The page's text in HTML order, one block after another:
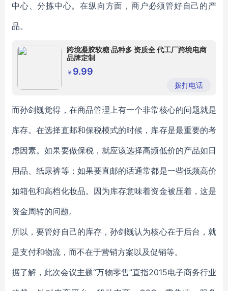
中心、分拣中心。在纵向方面，商户必须管好自己的产
品。
跨境凝胶软糖 品种多 资质全 代工厂跨境电商
品牌定制
￥ 9.99
拨打电话
而孙剑巍觉得，在商品管理上有一个非常核心的问题就是
库存。在选择直邮和保税模式的时候，库存是最重要的考
虑因素。如果要做保税，就应该选择高频低价的产品如日
用品、纸尿裤等；如果要直邮的话通常都是一些低频高价
如箱包和高档化妆品。因为库存意味着资金被压着，这是
资金周转的问题。
所以，要管好自己的库存，孙剑巍认为核心在于后台，就
是支付和物流，而不在于营销方案以及促销等。
据了解，此次会议主题“万物零售”直指2015电子商务行业